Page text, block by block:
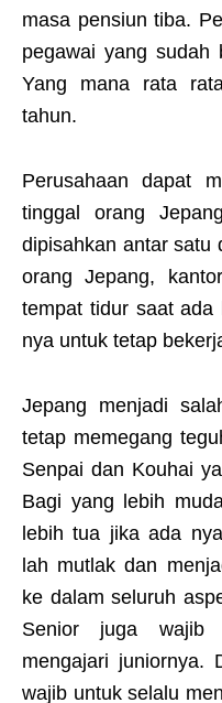
masa pensiun tiba.
pegawai yang sudah
Yang mana rata
tahun.
Perusahaan dapat
tinggal orang
dipisahkan antar satu
orang Jepang,
tempat tidur saat ada
nya untuk tetap
Jepang menjadi
tetap memegang
Senpai dan Kouhai
Bagi yang lebih
lebih tua jika ada
lah mutlak dan
ke dalam seluruh
Senior juga wajib
mengajari juniornya.
wajib untuk selalu